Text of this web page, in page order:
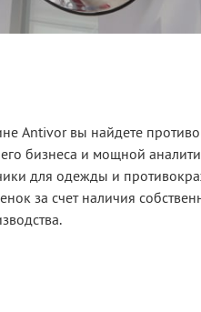
Antivor вы найдете
бизнеса и мощной
для одежды и
за счет наличия